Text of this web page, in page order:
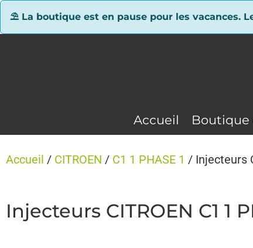
⛱ La boutique est en pause pour les vacances.
Accueil Boutique
Accueil / CITROEN / C1 1 PHASE 1 / Injecteurs
Injecteurs CITROEN C1 1
Panneau de gestion des cookies